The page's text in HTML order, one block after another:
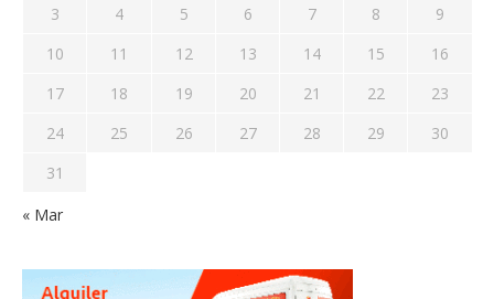
3
4 5 6 7 8
9
10
11 12 13 14 15
16
17
18 19 20 21 22
23
24
25 26 27 28 29
30
31
« Mar